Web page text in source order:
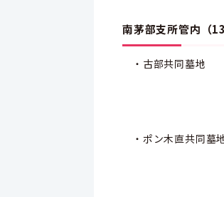
南茅部支所管内（13
・古部共同墓
総面積
区画
・ポン木直共同
総面積
区画